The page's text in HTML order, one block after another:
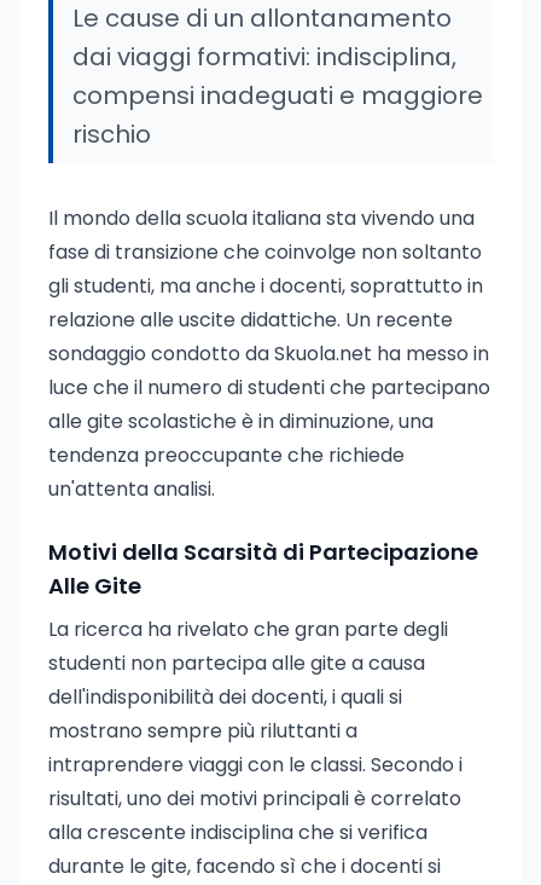
Le cause di un allontanamento
dai viaggi formativi: indisciplina,
compensi inadeguati e maggiore
rischio
Il mondo della scuola italiana sta vivendo una
fase di transizione che coinvolge non soltanto
gli studenti, ma anche i docenti, soprattutto in
relazione alle uscite didattiche. Un recente
sondaggio condotto da Skuola.net ha messo in
luce che il numero di studenti che partecipano
alle gite scolastiche è in diminuzione, una
tendenza preoccupante che richiede
un'attenta analisi.
Motivi della Scarsità di Partecipazione
Alle Gite
La ricerca ha rivelato che gran parte degli
studenti non partecipa alle gite a causa
dell'indisponibilità dei docenti, i quali si
mostrano sempre più riluttanti a
intraprendere viaggi con le classi. Secondo i
risultati, uno dei motivi principali è correlato
alla crescente indisciplina che si verifica
durante le gite, facendo sì che i docenti si